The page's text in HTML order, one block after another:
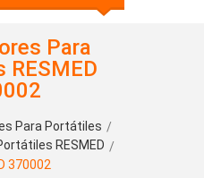
Para
Para Portátiles
RESMED
370002